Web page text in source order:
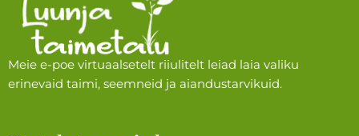
Meie e-poe virtuaalsetelt riiulitelt leiad laia valiku
erinevaid taimi, seemneid ja aiandustarvikuid.